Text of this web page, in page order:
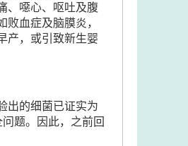
、噁心、呕吐及腹
血症及脑膜炎，
产，或引致新生婴
出的细菌已证实为
题。因此，之前回